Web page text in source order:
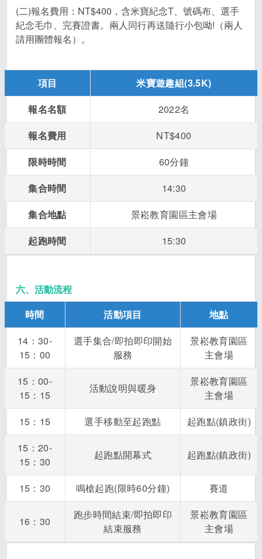
(二)報名費用：NT$400，含米寶紀念T、號碼布、選手
紀念毛巾、完賽證書。兩人同行再送隨行小包呦!（兩人
請用團體報名）。
項目
米寶遊趣組(3.5K)
報名名額
2022名
報名費用
NT$400
限時時間
60分鐘
集合時間
14:30
集合地點
景崧教育園區主會場
起跑時間
15:30
六、活動流程
時間
活動項目
地點
14：30-
15：00
選手集合/即拍即印開始
服務
景崧教育園區
主會場
15：00-
15：15
活動說明與暖身
景崧教育園區
主會場
15：15
選手移動至起跑點
起跑點(鎮政街)
15：20-
15：30
起跑點開幕式 起跑點(鎮政街)
15：30 鳴槍起跑(限時60分鐘) 賽道
16：30
跑步時間結束/即拍即印
結束服務
景崧教育園區
主會場